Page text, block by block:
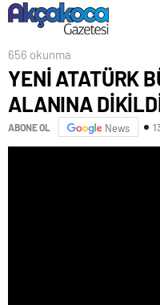
656 okunma
YENİ ATATÜRK
ALANINA
ABONE OL News